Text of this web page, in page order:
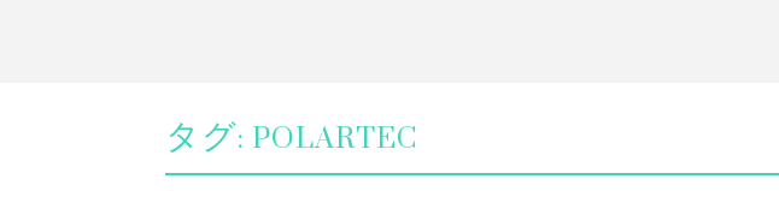
タグ:POLARTEC